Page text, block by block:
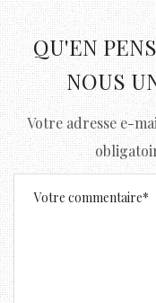
QU'EN
NOUS
Votre adresse e-